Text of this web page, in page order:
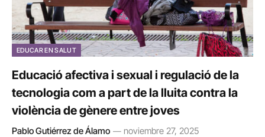
EDUCAR EN SALUT
Educació afectiva i sexual i regulació de la
tecnologia com a part de la lluita contra la
violència de gènere entre joves
Pablo Gutiérrez de Álamo noviembre 27, 2025